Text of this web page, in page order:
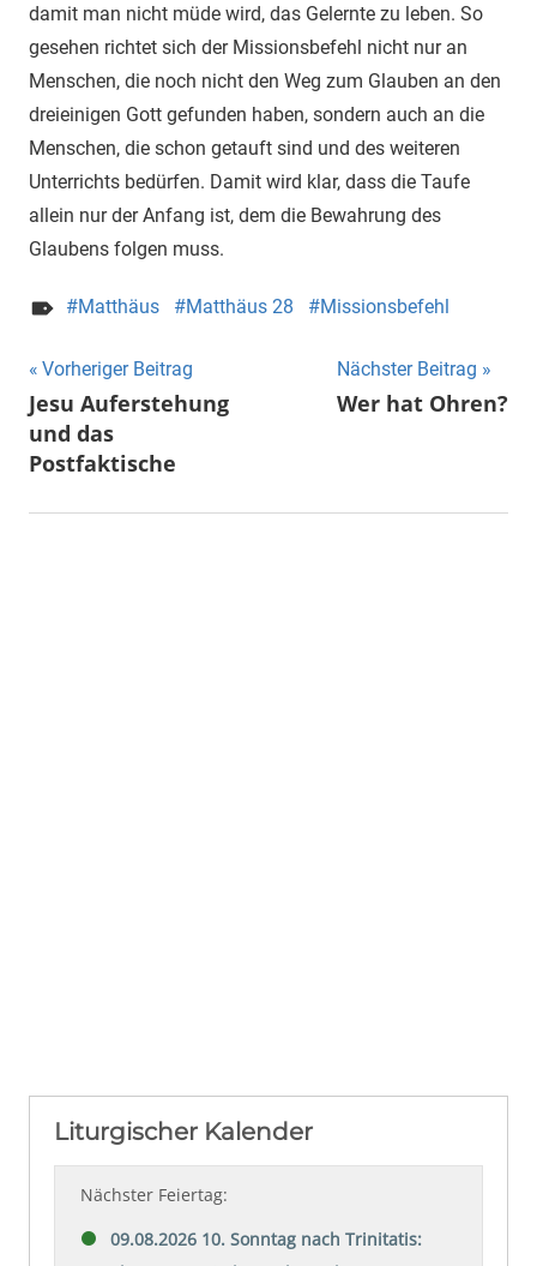
damit man nicht müde wird, das Gelernte zu leben. So
gesehen richtet sich der Missionsbefehl nicht nur an
Menschen, die noch nicht den Weg zum Glauben an den
dreieinigen Gott gefunden haben, sondern auch an die
Menschen, die schon getauft sind und des weiteren
Unterrichts bedürfen. Damit wird klar, dass die Taufe
allein nur der Anfang ist, dem die Bewahrung des
Glaubens folgen muss.
Matthäus Matthäus 28 Missionsbefehl
Beitragsnavigation
Vorheriger Beitrag
Jesu Auferstehung
und das
Postfaktische
Nächster Beitrag
Wer hat Ohren?